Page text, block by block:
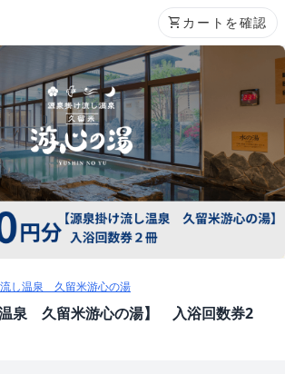
shopping_cart カートを確認
し温泉 久留米游心の湯
温泉 久留米游心の湯】 入浴回数券2